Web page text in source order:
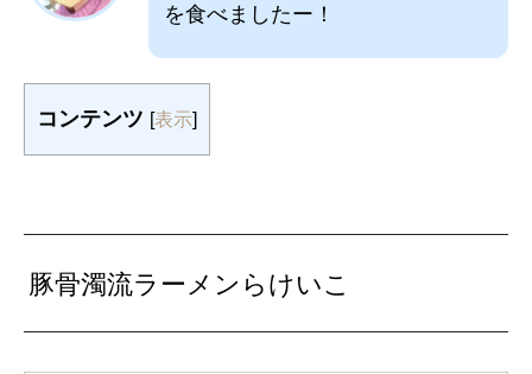
を食べましたー！
コンテンツ [表示]
豚骨濁流ラーメンらけいこ